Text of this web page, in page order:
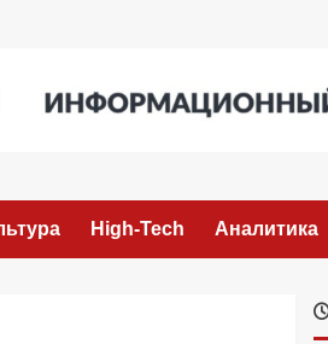
High-Tech Аналитика